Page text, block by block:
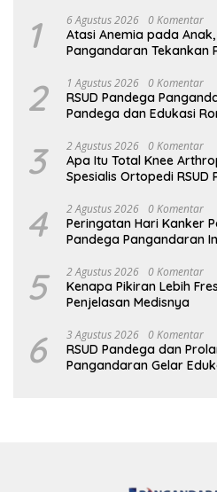
1 6 Agustus 2026 0 Komentar
Atasi Anemia pada Anak,
Pangandaran Tekankan
2 1 Agustus 2026 0 Komentar
RSUD Pandega
Pandega dan Edukasi
3 2 Agustus 2026 0 Komentar
Apa Itu Total Knee
Spesialis Ortopedi
4 2 Agustus 2026 0 Komentar
Peringatan Hari Kanker
Pandega Pangandaran
5 2 Agustus 2026 0 Komentar
Kenapa Pikiran Lebih
Penjelasan Medisnya
6 3 Agustus 2026 0 Komentar
RSUD Pandega dan
Pangandaran Gelar